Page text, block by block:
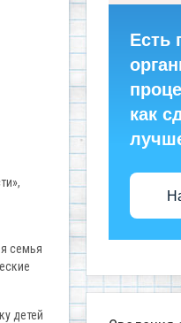
семья
детей
Есть
как